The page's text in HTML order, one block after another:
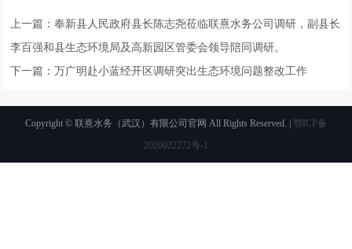
上一篇：奉新县人民政府县长陈志尧莅临联熹水务公司调研，副县长
李百强和县生态环境局及高新园区管委会领导陪同调研。
下一篇：万广明赴小蓝经开区调研突出生态环境问题整改工作
Copyright © 联熹水务（武汉）有限公司官网 All Rights Reserved. | 鄂ICP备
2020022272号-1